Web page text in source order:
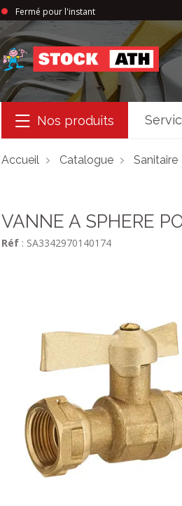
Fermé pour l'instant
StockAth
Nos produits
Accueil Catalogue Sanitaire
VANNE A SPHERE
Réf : SA3342970140174